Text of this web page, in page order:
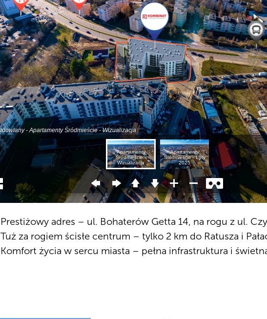
Prestiżowy adres – ul. Bohaterów Getta 14, na rogu z ul.
Tuż za rogiem ścisłe centrum – tylko 2 km do Ratusza i
Komfort życia w sercu miasta – pełna infrastruktura i